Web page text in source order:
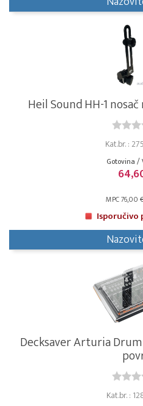
Heil Sound HH-1
Kat.br. :
Gotovina /
MPC 76,00
Isporučivo
Decksaver Arturia
Kat.br. :